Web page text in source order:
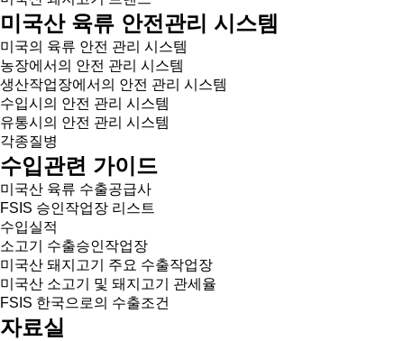
미국산 육류 안전관리 시스템
미국의 육류 안전 관리 시스템
농장에서의 안전 관리 시스템
생산작업장에서의 안전 관리 시스템
수입시의 안전 관리 시스템
유통시의 안전 관리 시스템
각종질병
수입관련 가이드
미국산 육류 수출공급사
FSIS 승인작업장 리스트
수입실적
소고기 수출승인작업장
미국산 돼지고기 주요 수출작업장
미국산 소고기 및 돼지고기 관세율
FSIS 한국으로의 수출조건
자료실